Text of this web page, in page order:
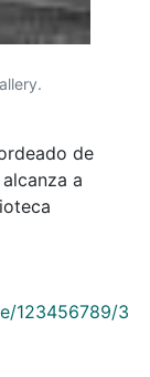
de
a
123456789/3